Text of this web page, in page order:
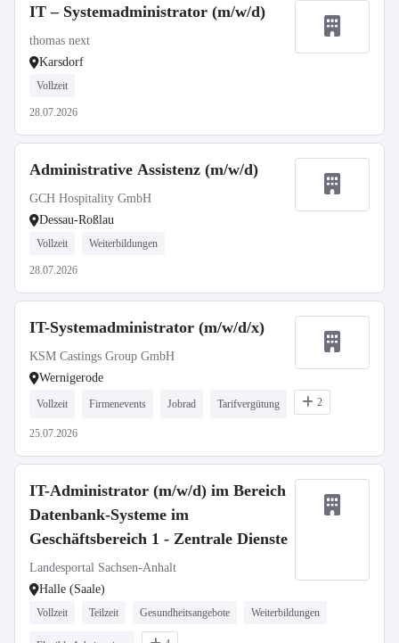
IT – Systemadministrator (m/w/d)
thomas next
Karsdorf
Vollzeit
28.07.2026
Administrative Assistenz (m/w/d)
GCH Hospitality GmbH
Dessau-Roßlau
Vollzeit Weiterbildungen
28.07.2026
IT-Systemadministrator (m/w/d/x)
KSM Castings Group GmbH
Wernigerode
Vollzeit Firmenevents Jobrad Tarifvergütung 2
25.07.2026
IT-Administrator (m/w/d) im Bereich
Datenbank-Systeme im
Geschäftsbereich 1 - Zentrale Dienste
Landesportal Sachsen-Anhalt
Halle (Saale)
Vollzeit Teilzeit Gesundheitsangebote Weiterbildungen